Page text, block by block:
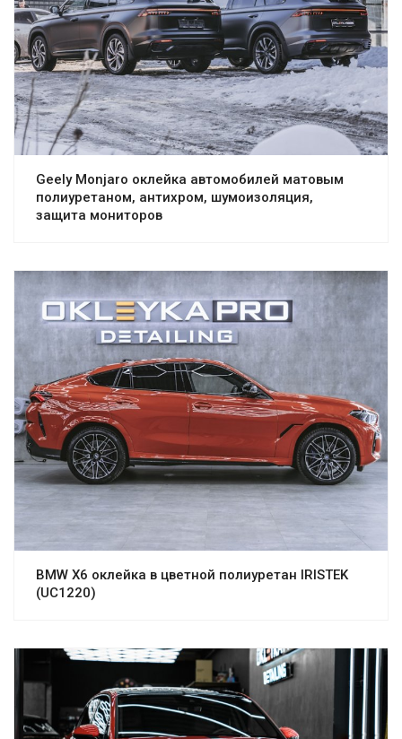
Geely Monjaro оклейка автомобилей матовым
полиуретаном, антихром, шумоизоляция,
защита мониторов
BMW X6 оклейка в цветной полиуретан IRISTEK
(UC1220)